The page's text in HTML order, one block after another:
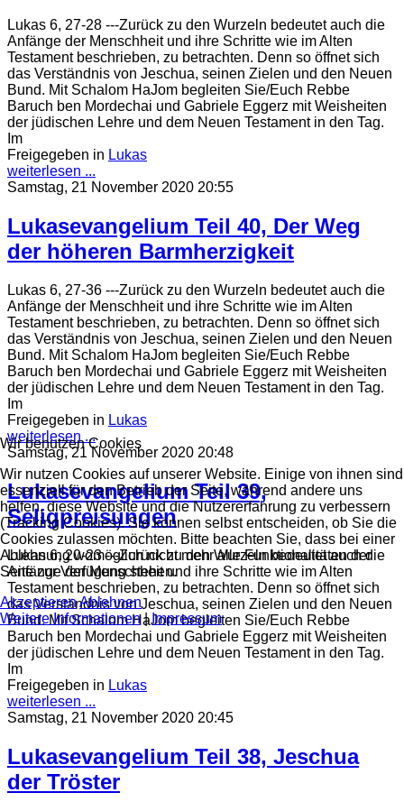
Lukas 6, 27-28 ---Zurück zu den Wurzeln bedeutet auch die
Anfänge der Menschheit und ihre Schritte wie im Alten
Testament beschrieben, zu betrachten. Denn so öffnet sich
das Verständnis von Jeschua, seinen Zielen und den Neuen
Bund. Mit Schalom HaJom begleiten Sie/Euch Rebbe
Baruch ben Mordechai und Gabriele Eggerz mit Weisheiten
der jüdischen Lehre und dem Neuen Testament in den Tag.
Im
Freigegeben in Lukas
weiterlesen ...
Samstag, 21 November 2020 20:55
Lukasevangelium Teil 40, Der Weg
der höheren Barmherzigkeit
Lukas 6, 27-36 ---Zurück zu den Wurzeln bedeutet auch die
Anfänge der Menschheit und ihre Schritte wie im Alten
Testament beschrieben, zu betrachten. Denn so öffnet sich
das Verständnis von Jeschua, seinen Zielen und den Neuen
Bund. Mit Schalom HaJom begleiten Sie/Euch Rebbe
Baruch ben Mordechai und Gabriele Eggerz mit Weisheiten
der jüdischen Lehre und dem Neuen Testament in den Tag.
Im
Freigegeben in Lukas
weiterlesen ...
Samstag, 21 November 2020 20:48
Lukasevangelium Teil 39,
Seligpreisungen
Lukas 6, 20-23 ---Zurück zu den Wurzeln bedeutet auch die
Anfänge der Menschheit und ihre Schritte wie im Alten
Testament beschrieben, zu betrachten. Denn so öffnet sich
das Verständnis von Jeschua, seinen Zielen und den Neuen
Bund. Mit Schalom HaJom begleiten Sie/Euch Rebbe
Baruch ben Mordechai und Gabriele Eggerz mit Weisheiten
der jüdischen Lehre und dem Neuen Testament in den Tag.
Im
Freigegeben in Lukas
weiterlesen ...
Samstag, 21 November 2020 20:45
Lukasevangelium Teil 38, Jeschua
der Tröster
Wir benutzen Cookies
Wir nutzen Cookies auf unserer Website. Einige von ihnen sind
essenziell für den Betrieb der Seite, während andere uns
helfen, diese Website und die Nutzererfahrung zu verbessern
(Tracking Cookies). Sie können selbst entscheiden, ob Sie die
Cookies zulassen möchten. Bitte beachten Sie, dass bei einer
Ablehnung womöglich nicht mehr alle Funktionalitäten der
Seite zur Verfügung stehen.
AkzeptierenAblehnen
Weitere Informationen| Impressum